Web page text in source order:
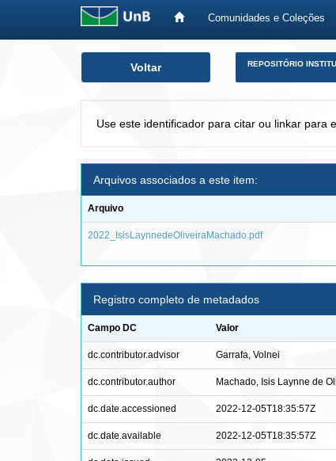
Comunidades e Coleções
Voltar REPOSITÓRIO
Use este identificador para citar ou linkar para
Arquivos associados a este item:
Arquivo
2022_IsisLaynnedeOliveiraMachado.pdf
Registro completo de metadados
Campo DC Valor
dc.contributor.advisor Garrafa, Volnei
dc.contributor.author Machado, Isis Laynne de
dc.date.accessioned 2022-12-05T18:35:57Z
dc.date.available 2022-12-05T18:35:57Z